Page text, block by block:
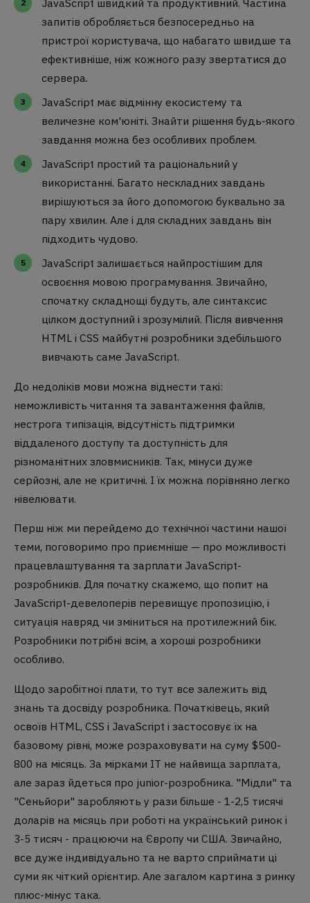
JavaScript швидкий та продуктивний. Частина
запитів обробляється безпосередньо на
пристрої користувача, що набагато швидше та
ефективніше, ніж кожного разу звертатися до
сервера.
JavaScript має відмінну екосистему та
величезне ком'юніті. Знайти рішення будь-якого
завдання можна без особливих проблем.
JavaScript простий та раціональний у
використанні. Багато нескладних завдань
вирішуються за його допомогою буквально за
пару хвилин. Але і для складних завдань він
підходить чудово.
JavaScript залишається найпростішим для
освоєння мовою програмування. Звичайно,
спочатку складнощі будуть, але синтаксис
цілком доступний і зрозумілий. Після вивчення
HTML і CSS майбутні розробники здебільшого
вивчають саме JavaScript.
До недоліків мови можна віднести такі:
неможливість читання та завантаження файлів,
нестрога типізація, відсутність підтримки
віддаленого доступу та доступність для
різноманітних зловмисників. Так, мінуси дуже
серйозні, але не критичні. І їх можна порівняно легко
нівелювати.
Перш ніж ми перейдемо до технічної частини нашої
теми, поговоримо про приємніше — про можливості
працевлаштування та зарплати JavaScript-
розробників. Для початку скажемо, що попит на
JavaScript-девелоперів перевищує пропозицію, і
ситуація навряд чи зміниться на протилежний бік.
Розробники потрібні всім, а хороші розробники
особливо.
Щодо заробітної плати, то тут все залежить від
знань та досвіду розробника. Початківець, який
освоїв HTML, CSS і JavaScript і застосовує їх на
базовому рівні, може розраховувати на суму $500-
800 на місяць. За мірками IT не найвища зарплата,
але зараз йдеться про junior-розробника. "Мідли" та
"Сеньйори" заробляють у рази більше - 1-2,5 тисячі
доларів на місяць при роботі на український ринок і
3-5 тисяч - працюючи на Європу чи США. Звичайно,
все дуже індивідуально та не варто сприймати ці
суми як чіткий орієнтир. Але загалом картина з ринку
плюс-мінус така.